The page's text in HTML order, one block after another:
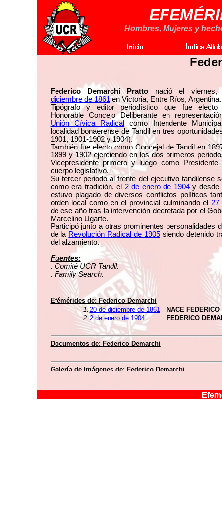
Hombres, Mujeres y
Federico Demarchi Pratto nació el
diciembre de 1861en Victoria, Entre Ríos, Argentina.
Tipógrafo y editor periodístico que fue
Honorable Concejo Deliberante en
Unión Cívica Radical
como Intendente
localidad bonaerense de Tandil en tres
1901, 1901-1902 y 1904).
También fue electo como Concejal de Tandil en
1899 y 1902 ejerciendo en los dos primeros
Vicepresidente primero y luego como Presidente
cuerpo legislativo.
Su tercer periodo al frente del ejecutivo tandilense
como era tradición, el 2 de enero de 1904y desde
estuvo plagado de diversos conflictos políticos
orden local como en el provincial culminando el 27
de ese año tras la intervención decretada por el
Marcelino Ugarte.
Participó junto a otras prominentes personalidades
de la Revolución Radical de 1905 siendo detenido
del alzamiento.
Fuentes:
. Comité UCR Tandil.
. Family Search.
Efémérides de:Federico Demarchi
1.20 de diciembre de 1861
NACE FEDERICO
2. 2 de enero de 1904 FEDERICO
Documentos de: Federico Demarchi
Galería de Imágenes de: Federico Demarchi